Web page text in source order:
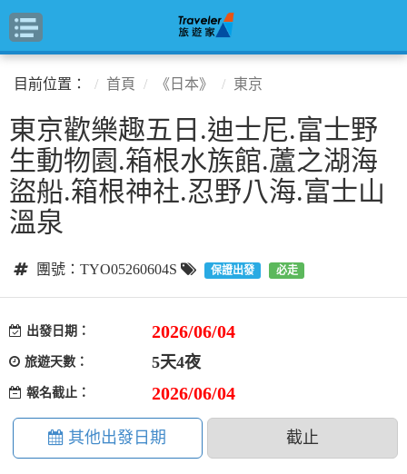
目前位置： 首頁 《日本》 東京
東京歡樂趣五日.迪士尼.富士野
生動物園.箱根水族館.蘆之湖海
盜船.箱根神社.忍野八海.富士山
溫泉
團號：TYO05260604S 保證出發 必走
出發日期： 2026/06/04
旅遊天數： 5天4夜
報名截止： 2026/06/04
其他出發日期 截止